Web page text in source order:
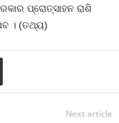
ପ୍ରୋତ୍ସାହନ ରାଶି
। (ତଥ୍ୟ)
Next article